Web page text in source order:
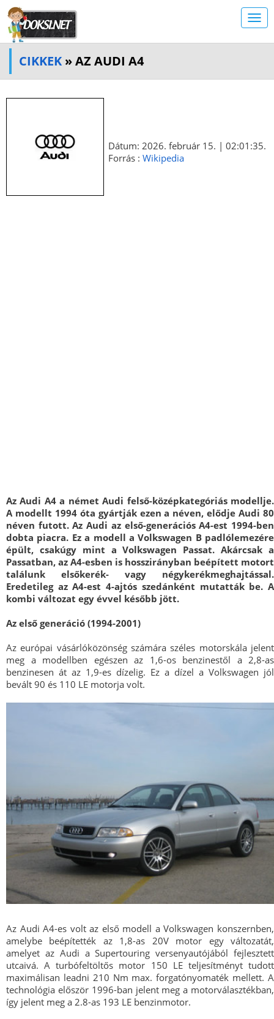
CIKKEK » AZ AUDI A4
Dátum: 2026. február 15. | 02:01:35.
Forrás : Wikipedia
Az Audi A4 a német Audi felső-középkategóriás modellje.
A modellt 1994 óta gyártják ezen a néven, elődje Audi 80
néven futott. Az Audi az első-generációs A4-est 1994-ben
dobta piacra. Ez a modell a Volkswagen B padlólemezére
épült, csakúgy mint a Volkswagen Passat. Akárcsak a
Passatban, az A4-esben is hosszirányban beépített motort
találunk elsőkerék- vagy négykerékmeghajtással.
Eredetileg az A4-est 4-ajtós szedánként mutatták be. A
kombi változat egy évvel később jött.
Az első generáció (1994-2001)
Az európai vásárlóközönség számára széles motorskála jelent
meg a modellben egészen az 1,6-os benzinestől a 2,8-as
benzinesen át az 1,9-es dízelig. Ez a dízel a Volkswagen jól
bevált 90 és 110 LE motorja volt.
Az Audi A4-es volt az első modell a Volkswagen konszernben,
amelybe beépítették az 1,8-as 20V motor egy változatát,
amelyet az Audi a Supertouring versenyautójából fejlesztett
utcaivá. A turbófeltöltős motor 150 LE teljesítményt tudott
maximálisan leadni 210 Nm max. forgatónyomaték mellett. A
technológia először 1996-ban jelent meg a motorválasztékban,
így jelent meg a 2.8-as 193 LE benzinmotor.